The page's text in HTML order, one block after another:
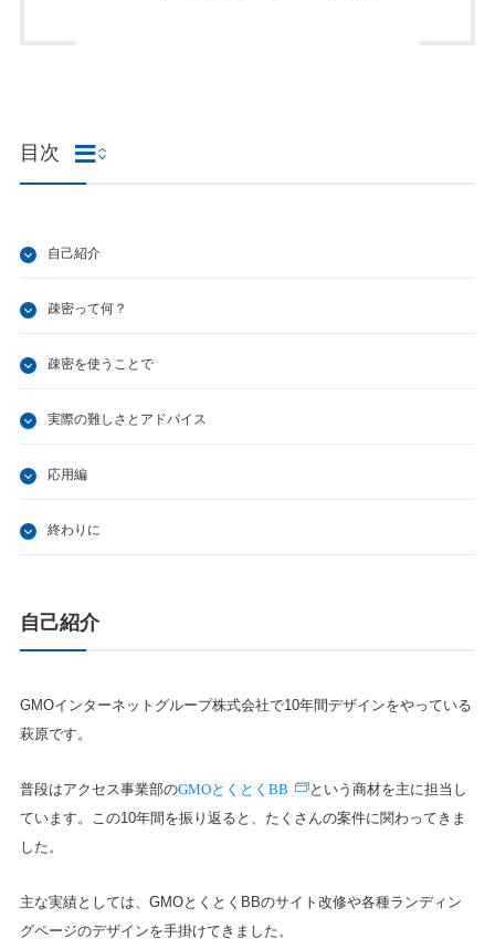
目次
自己紹介
疎密って何？
疎密を使うことで
実際の難しさとアドバイス
応用編
終わりに
自己紹介
GMOインターネットグループ株式会社で10年間デザインをやっている
萩原です。
普段はアクセス事業部のGMOとくとくBB
という商材を主に担当し
ています。この10年間を振り返ると、たくさんの案件に関わってきま
した。
主な実績としては、GMOとくとくBBのサイト改修や各種ランディン
グページのデザインを手掛けてきました。